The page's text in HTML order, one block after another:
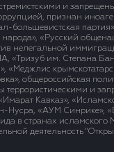
и
признан
большевистская
«Русский
нелегальной
«Тризуб им. Степана
«Меджлис
общероссийская
террористическими и
Кавказ»,
Нусра, «АУМ Синрике»,
в странах исламского
деятельность